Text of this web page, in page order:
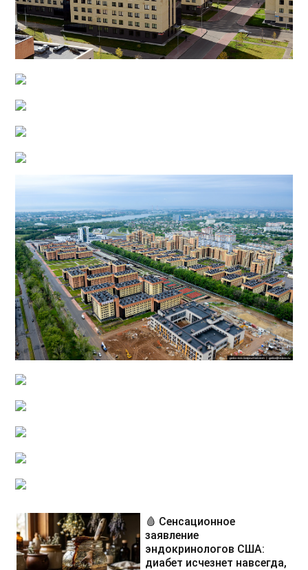
🩸 Сенсационное
заявление
эндокринологов США:
диабет исчезнет навсегда,